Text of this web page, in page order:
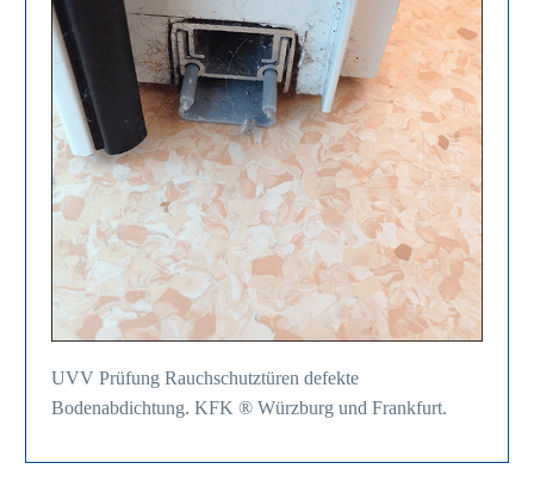
UVV Prüfung Rauchschutztüren defekte
Bodenabdichtung. KFK ® Würzburg und Frankfurt.